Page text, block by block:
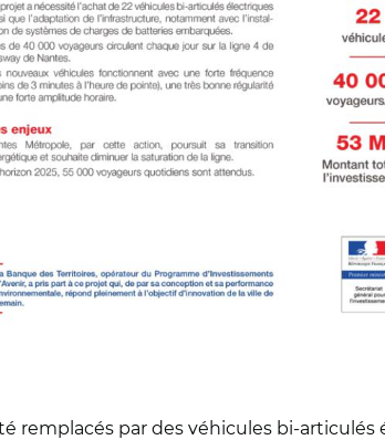
remplacés par des véhicules bi-